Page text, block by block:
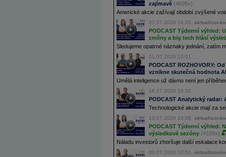
zajímavě (4695x)
Americké akcie zažívají období zvýšené
27.07.2026 16:35,
PODCAST Týdenní výhled:
změny a big tech hlásí
Sledujeme opatrné náznaky jednání, zatím
21.07.2026 12:01
PODCAST ROZHOVORY:
vznikne skutečná hodnota AI
Umělá inteligence už dávno není jen
16.07.2026 16:32
PODCAST Analytický
Technologické akcie mají za
13.07.2026 16:08,
PODCAST Týdenní výhled:
výsledkové sezóny (4109x)
Náladu investorů zhoršuje další eskalace
09.07.2026 10:51,